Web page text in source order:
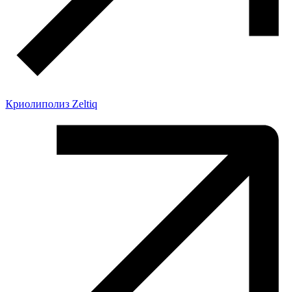
Криолиполиз Zeltiq